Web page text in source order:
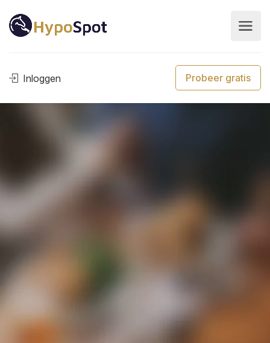
Inloggen Probeer gratis